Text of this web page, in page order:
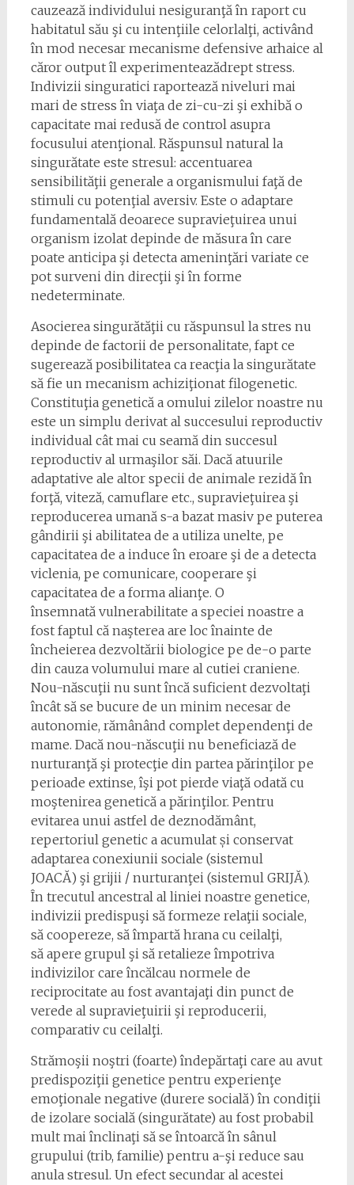
cauzează individului nesiguranţă în raport cu
habitatul său şi cu intenţiile celorlalţi, activând
în mod necesar mecanisme defensive arhaice al
căror output îl experimenteazădrept stress.
Indivizii singuratici raportează niveluri mai
mari de stress în viaţa de zi-cu-zi şi exhibă o
capacitate mai redusă de control asupra
focusului atenţional. Răspunsul natural la
singurătate este stresul: accentuarea
sensibilităţii generale a organismului faţă de
stimuli cu potenţial aversiv. Este o adaptare
fundamentală deoarece supravieţuirea unui
organism izolat depinde de măsura în care
poate anticipa şi detecta ameninţări variate ce
pot surveni din direcţii şi în forme
nedeterminate.
Asocierea singurătăţii cu răspunsul la stres nu
depinde de factorii de personalitate, fapt ce
sugerează posibilitatea ca reacţia la singurătate
să fie un mecanism achiziţionat filogenetic.
Constituţia genetică a omului zilelor noastre nu
este un simplu derivat al succesului reproductiv
individual cât mai cu seamă din succesul
reproductiv al urmaşilor săi. Dacă atuurile
adaptative ale altor specii de animale rezidă în
forţă, viteză, camuflare etc., supravieţuirea şi
reproducerea umană s-a bazat masiv pe puterea
gândirii şi abilitatea de a utiliza unelte, pe
capacitatea de a induce în eroare şi de a detecta
viclenia, pe comunicare, cooperare şi
capacitatea de a forma alianţe. O
însemnată vulnerabilitate a speciei noastre a
fost faptul că naşterea are loc înainte de
încheierea dezvoltării biologice pe de-o parte
din cauza volumului mare al cutiei craniene.
Nou-născuţii nu sunt încă suficient dezvoltaţi
încât să se bucure de un minim necesar de
autonomie, rămânând complet dependenţi de
mame. Dacă nou-născuţii nu beneficiază de
nurturanţă şi protecţie din partea părinţilor pe
perioade extinse, îşi pot pierde viaţă odată cu
moştenirea genetică a părinţilor. Pentru
evitarea unui astfel de deznodământ,
repertoriul genetic a acumulat și conservat
adaptarea conexiunii sociale (sistemul
JOACĂ) şi grijii / nurturanţei (sistemul GRIJĂ).
În trecutul ancestral al liniei noastre genetice,
indivizii predispuşi să formeze relaţii sociale,
să coopereze, să împartă hrana cu ceilalţi,
să apere grupul şi să retalieze împotriva
indivizilor care încălcau normele de
reciprocitate au fost avantajaţi din punct de
verede al supravieţuirii şi reproducerii,
comparativ cu ceilalţi.
Strămoşii noştri (foarte) îndepărtaţi care au avut
predispoziţii genetice pentru experienţe
emoţionale negative (durere socială) în condiţii
de izolare socială (singurătate) au fost probabil
mult mai înclinaţi să se întoarcă în sânul
grupului (trib, familie) pentru a-şi reduce sau
anula stresul. Un efect secundar al acestei